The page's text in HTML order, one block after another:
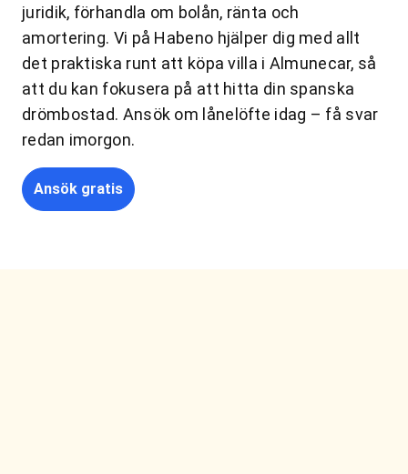
juridik, förhandla om bolån, ränta och
amortering. Vi på Habeno hjälper dig med allt
det praktiska runt att köpa villa i Almunecar, så
att du kan fokusera på att hitta din spanska
drömbostad. Ansök om lånelöfte idag – få svar
redan imorgon.
Ansök gratis